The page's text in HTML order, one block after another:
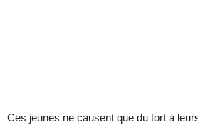
Ces jeunes ne causent que du tort à